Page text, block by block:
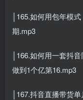
│165.如何用包年模
期.mp3
│166.如何用一套抖
做到1个亿第16.mp3
│167.抖音直播带货